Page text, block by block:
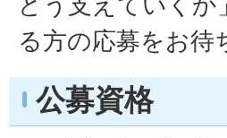
る方の応募をお待
公募資格